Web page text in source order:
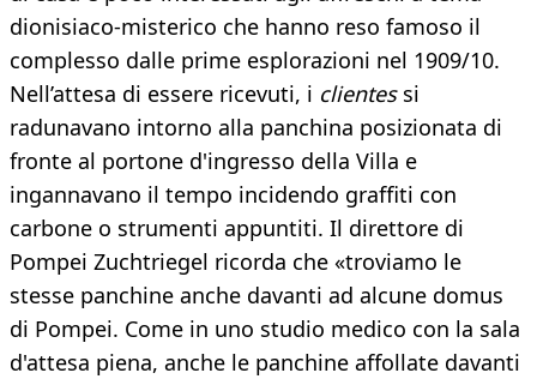
dionisiaco-misterico che hanno reso famoso il
complesso dalle prime esplorazioni nel 1909/10.
Nell’attesa di essere ricevuti, i clientes si
radunavano intorno alla panchina posizionata di
fronte al portone d'ingresso della Villa e
ingannavano il tempo incidendo graffiti con
carbone o strumenti appuntiti. Il direttore di
Pompei Zuchtriegel ricorda che «troviamo le
stesse panchine anche davanti ad alcune domus
di Pompei. Come in uno studio medico con la sala
d'attesa piena, anche le panchine affollate davanti